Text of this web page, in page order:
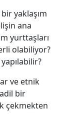
yaklaşım
ana
yurttaşları
olabiliyor?
ve etnik
bir
çekmekten